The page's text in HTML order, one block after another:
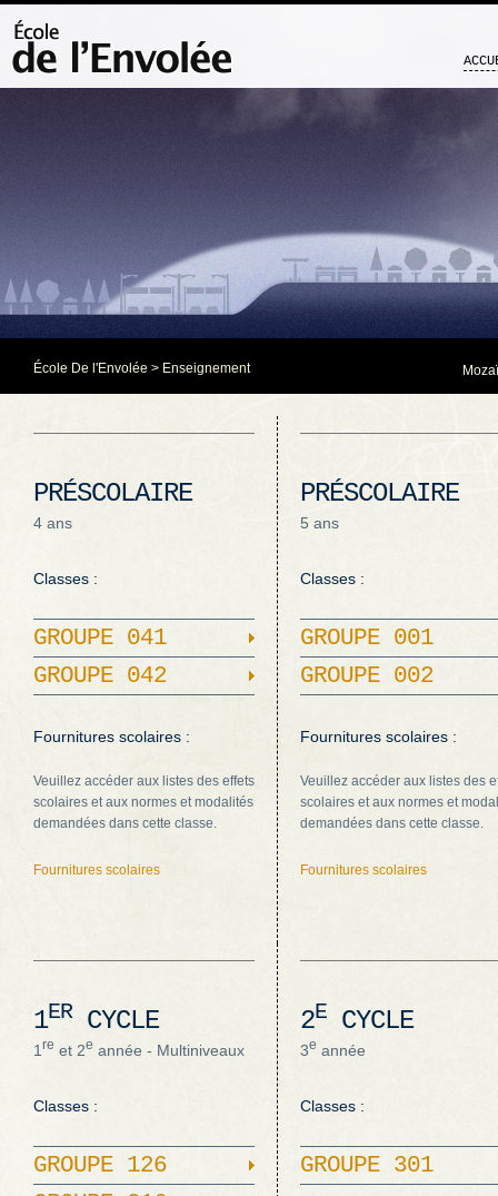
École De l'Envolée > Enseignement
PRÉSCOLAIRE
4 ans
Classes :
GROUPE 041
GROUPE 042
Fournitures scolaires :
Veuillez accéder aux listes des effets
scolaires et aux normes et modalités
demandées dans cette classe.
Fournitures scolaires
PRÉSCOLAIRE
5 ans
Classes :
GROUPE 001
GROUPE 002
Fournitures scolaires :
Veuillez accéder aux listes des
scolaires et aux normes et
demandées dans cette classe.
Fournitures scolaires
1ERCYCLE
1 re et 2e année - Multiniveaux
Classes :
GROUPE 126
2E CYCLE
3e année
Classes :
GROUPE 301